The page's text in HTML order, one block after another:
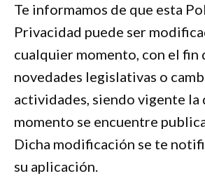
Te informamos de que esta
Privacidad puede ser
cualquier momento, con el fin
novedades legislativas o
actividades, siendo vigente la
momento se encuentre
Dicha modificación se te
su aplicación.